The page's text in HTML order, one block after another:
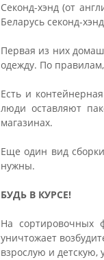
Секонд-хэнд (от
Беларусь секонд-
Первая из них
одежду. По
Есть и
люди оставляют
магазинах.
Еще один вид
нужны.
БУДЬ В КУРСЕ!
На сортировочных
уничтожает
взрослую и детскую,